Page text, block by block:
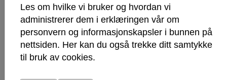
Skateparken (gratis)
Skattkammeret (gratis)
Skjeberg golfklubbs sommerskole (gratis)
Les om hvilke vi bruker og hvordan vi
administrerer dem i erklæringen vår om
personvern og informasjonskapsler i bunnen på
nettsiden. Her kan du også trekke ditt samtykke
til bruk av cookies.